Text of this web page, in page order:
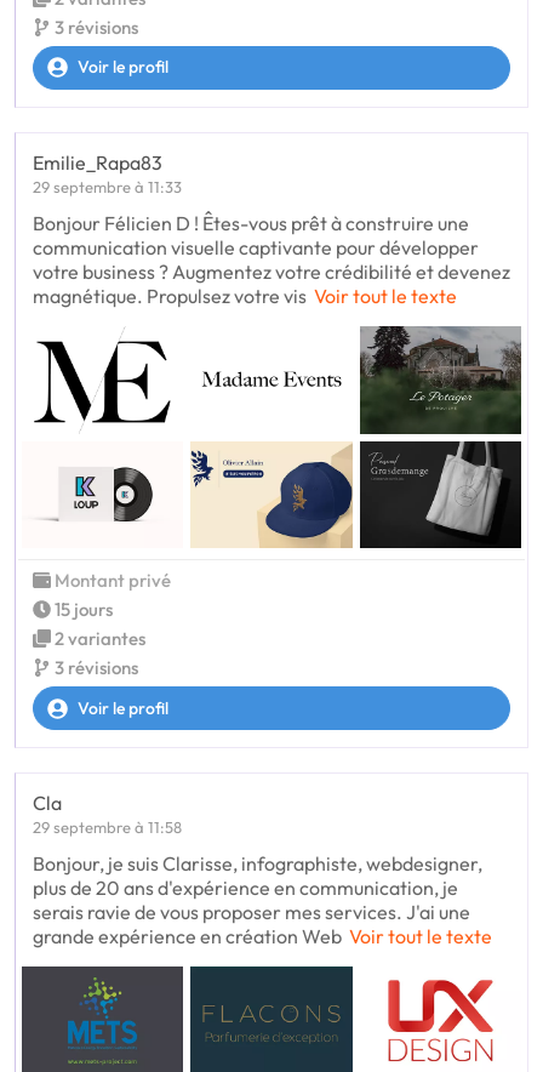
3 révisions
Voir le profil
Emilie_Rapa83
29 septembre à 11:33
Bonjour Félicien D ! Êtes-vous prêt à construire une
communication visuelle captivante pour développer
votre business ? Augmentez votre crédibilité et devenez
magnétique. Propulsez votre vis Voir tout le texte
Montant privé
15 jours
2 variantes
3 révisions
Voir le profil
Cla
29 septembre à 11:58
Bonjour, je suis Clarisse, infographiste, webdesigner,
plus de 20 ans d'expérience en communication, je
serais ravie de vous proposer mes services. J'ai une
grande expérience en création Web Voir tout le texte